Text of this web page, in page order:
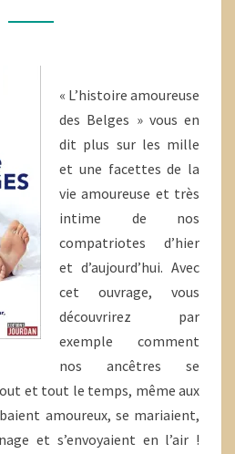
« L’histoire amoureuse
des Belges » vous en
dit plus sur les mille
et une facettes de la
vie amoureuse et très
intime de nos
compatriotes d’hier
et d’aujourd’hui. Avec
cet ouvrage, vous
découvrirez par
exemple comment
nos ancêtres se
et tout le temps, même aux
amoureux, se mariaient,
et s’envoyaient en l’air !